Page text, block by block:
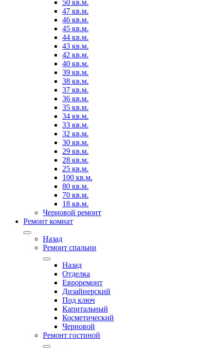
50 кв.м.
47 кв.м.
46 кв.м.
45 кв.м.
44 кв.м.
43 кв.м.
42 кв.м.
40 кв.м.
39 кв.м.
38 кв.м.
37 кв.м.
36 кв.м.
35 кв.м.
34 кв.м.
33 кв.м.
32 кв.м.
30 кв.м.
29 кв.м.
28 кв.м.
25 кв.м.
100 кв.м.
80 кв.м.
70 кв.м.
18 кв.м.
Черновой ремонт
Ремонт комнат
Назад
Ремонт спальни
Назад
Отделка
Евроремонт
Дизайнерский
Под ключ
Капитальный
Косметический
Черновой
Ремонт гостиной